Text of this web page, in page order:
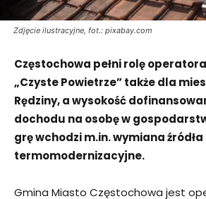
Zdjęcie ilustracyjne, fot.: pixabay.com
Częstochowa pełni rolę
„Czyste Powietrze” także dla
Rędziny, a wysokość
dochodu na osobę w
grę wchodzi m.in. wymiana
termomodernizacyjne.
Gmina Miasto Częstochowa jest